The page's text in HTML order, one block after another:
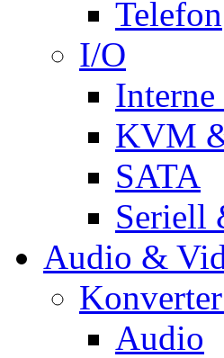
Telefon
I/O
KVM
SATA
Seriell
Audio &
Audio